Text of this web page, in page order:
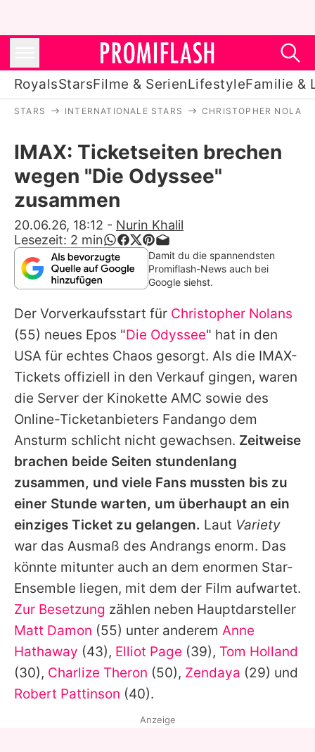
RoyalsStarsFilme & SerienLifestyleFamilie &
Stars
Filme & Serien
Lifestyle
Familie & Liebe
Promiflash Exklusiv
Alle Themen auf Promiflash
Jobs
App runterladen
Team
Redaktionelle Richtlinien
Impressum
Datenschutzerklärung
Nutzungsbedingungen
Utiq verwalten
STARS INTERNATIONALE STARS CHRISTOPHER NOLAN
IMAX: Ticketseiten brechen
wegen "Die Odyssee"
zusammen
20.06.26, 18:12 - Nurin Khalil
Lesezeit: 2 min
Damit du die spannendsten
Promiflash-News auch bei
Google siehst.
Der Vorverkaufsstart für Christopher Nolans
(55) neues Epos "Die Odyssee" hat in den
USA für echtes Chaos gesorgt. Als die IMAX-
Tickets offiziell in den Verkauf gingen, waren
die Server der Kinokette AMC sowie des
Online-Ticketanbieters Fandango dem
Ansturm schlicht nicht gewachsen. Zeitweise
brachen beide Seiten stundenlang
zusammen, und viele Fans mussten bis zu
einer Stunde warten, um überhaupt an ein
einziges Ticket zu gelangen. Laut Variety
war das Ausmaß des Andrangs enorm. Das
könnte mitunter auch an dem enormen Star-
Ensemble liegen, mit dem der Film aufwartet.
Zur Besetzung zählen neben Hauptdarsteller
Matt Damon (55) unter anderem Anne
Hathaway (43), Elliot Page (39), Tom Holland
(30), Charlize Theron (50), Zendaya (29) und
Robert Pattinson (40).
Anzeige